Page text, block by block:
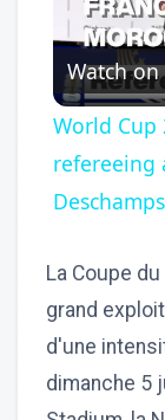
Watch on
World Cup
refereeing
La Coupe
grand
d'une
dimanche 5